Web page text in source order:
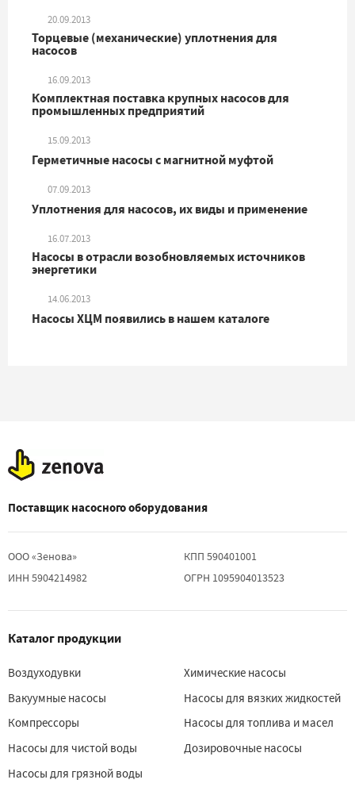
20.09.2013
Торцевые (механические) уплотнения для
насосов
16.09.2013
Комплектная поставка крупных насосов для
промышленных предприятий
15.09.2013
Герметичные насосы с магнитной муфтой
07.09.2013
Уплотнения для насосов, их виды и применение
16.07.2013
Насосы в отрасли возобновляемых источников
энергетики
14.06.2013
Насосы ХЦМ появились в нашем каталоге
Поставщик насосного оборудования
ООО «Зенова»
ИНН 5904214982
КПП 590401001
ОГРН 1095904013523
Каталог продукции
Воздуходувки
Вакуумные насосы
Компрессоры
Насосы для чистой воды
Насосы для грязной воды
Химические насосы
Насосы для вязких жидкостей
Насосы для топлива и масел
Дозировочные насосы